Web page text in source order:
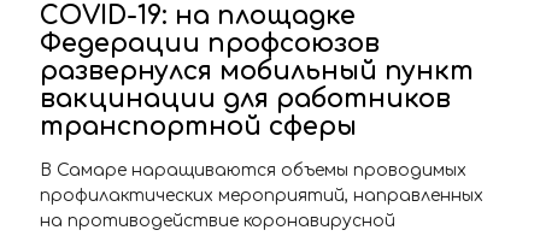
COVID-19: на площадке
Федерации профсоюзов
развернулся мобильный пункт
вакцинации для работников
транспортной сферы
В Самаре наращиваются объемы проводимых
профилактических мероприятий, направленных
на противодействие коронавирусной